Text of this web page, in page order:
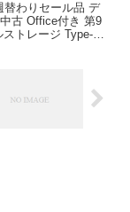
替わりセール品 デ
古 Office付き 第9
トレージ Type-C